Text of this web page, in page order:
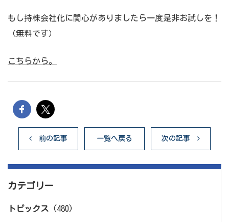
もし持株会社化に関心がありましたら一度是非お試しを！
（無料です）
こちらから。
前の記事 一覧へ戻る 次の記事
カテゴリー
トピックス (480)